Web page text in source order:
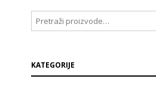
KATEGORIJE